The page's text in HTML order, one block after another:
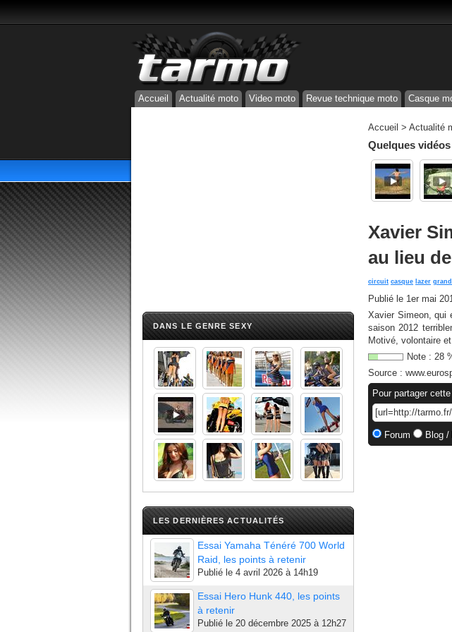
Accueil Actualité moto Video moto Revue technique moto Casque
DANS LE GENRE SEXY
LES DERNIÈRES ACTUALITÉS
Essai Yamaha Ténéré 700 World
Raid, les points à retenir
Publié le 4 avril 2026 à 14h19
Essai Hero Hunk 440, les points
à retenir
Publié le 20 décembre 2025 à 12h27
Accueil > Actualité
Quelques
Xavier
au lieu
circuit casque lazer
Publié le 1er mai
Xavier Simeon, qui
saison 2012
Motivé, volontaire
Note : 28
Source :
Pour partager
Forum Blog /